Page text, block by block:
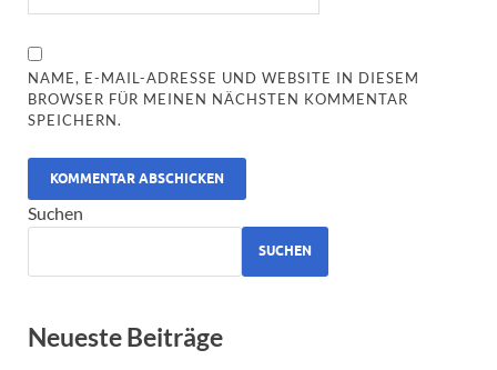
NAME, E-MAIL-ADRESSE UND WEBSITE IN DIESEM
BROWSER FÜR MEINEN NÄCHSTEN KOMMENTAR
SPEICHERN.
ALTERNATIVE:
Suchen
SUCHEN
Neueste Beiträge